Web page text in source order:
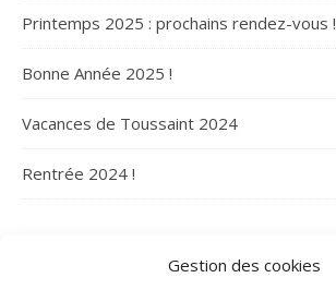
Gestion des cookies
Printemps 2025 : prochains rendez-vous !
Bonne Année 2025 !
Vacances de Toussaint 2024
Rentrée 2024 !
ARCHIVES